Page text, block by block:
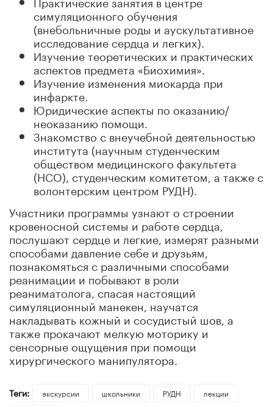
симуляционного обучения
(внебольничные роды и аускультативное
исследование сердца и легких).
Изучение теоретических и практических
аспектов предмета «Биохимия».
Изучение изменения миокарда при
инфаркте.
Юридические аспекты по оказанию/
неоказанию помощи.
Знакомство с внеучебной деятельностью
института (научным студенческим
обществом медицинского факультета
(НСО), студенческим комитетом, а также с
волонтерским центром РУДН).
Участники программы узнают о строении
кровеносной системы и работе сердца,
послушают сердце и легкие, измерят разными
способами давление себе и друзьям,
познакомяться с различными способами
реанимации и побывают в роли
реаниматолога, спасая настоящий
симуляционный манекен, научатся
накладывать кожный и сосудистый шов, а
также прокачают мелкую моторику и
сенсорные ощущения при помощи
хирургического манипулятора.
Теги: экскурсии школьники РУДН лекции